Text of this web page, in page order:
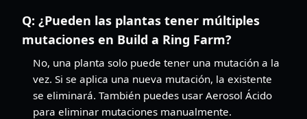
Q: ¿Pueden las plantas tener múltiples
mutaciones en Build a Ring Farm?
No, una planta solo puede tener una mutación a la
vez. Si se aplica una nueva mutación, la existente
se eliminará. También puedes usar Aerosol Ácido
para eliminar mutaciones manualmente.